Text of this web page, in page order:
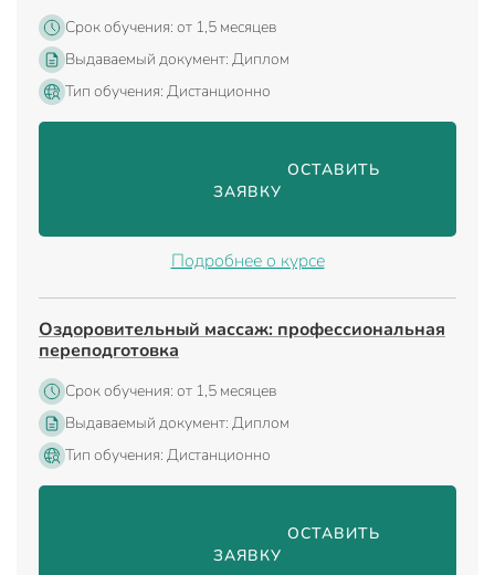
Срок обучения: от 1,5 месяцев
Выдаваемый документ: Диплом
Тип обучения: Дистанционно
                                ОСТАВИТЬ
ЗАЯВКУ
Подробнее о курсе
Оздоровительный массаж: профессиональная
переподготовка
Срок обучения: от 1,5 месяцев
Выдаваемый документ: Диплом
Тип обучения: Дистанционно
                                ОСТАВИТЬ
ЗАЯВКУ